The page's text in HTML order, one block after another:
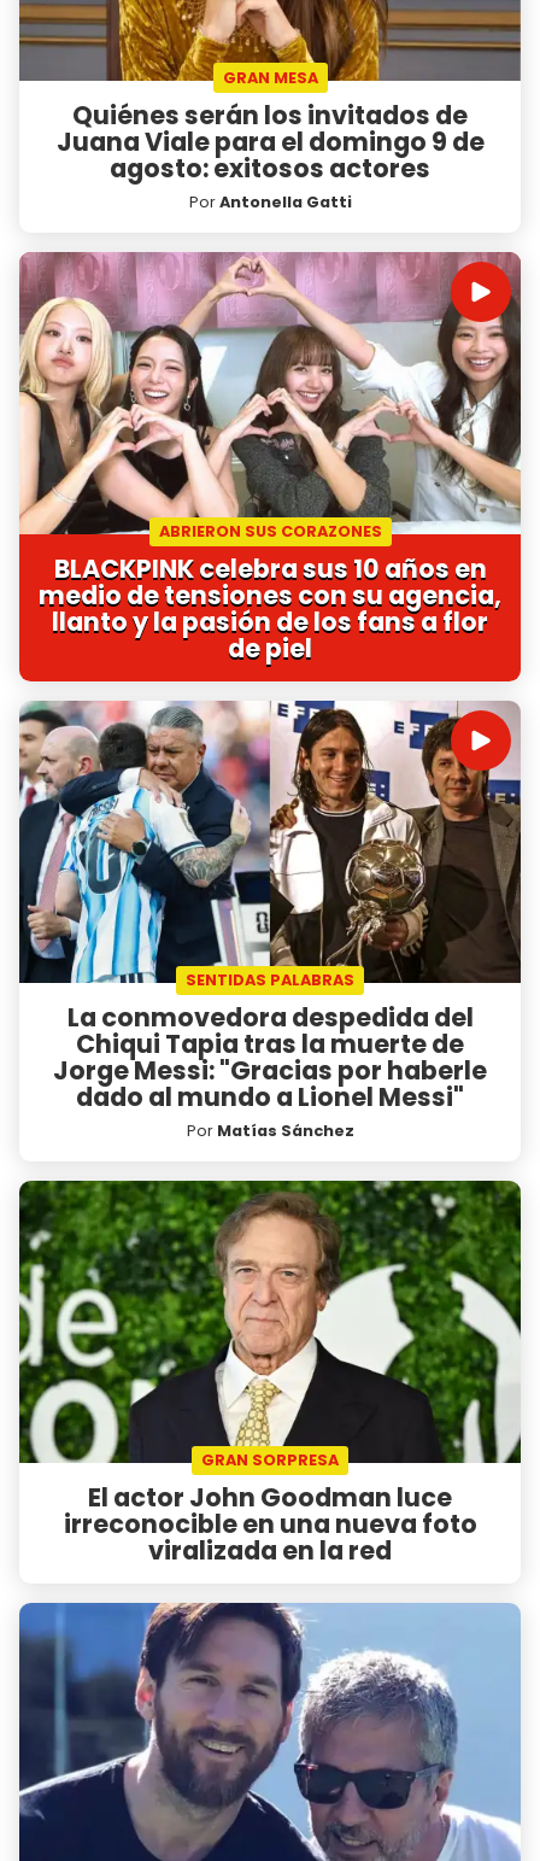
GRAN MESA
Quiénes serán los invitados de
Juana Viale para el domingo 9 de
agosto: exitosos actores
PorAntonella Gatti
ABRIERON SUS CORAZONES
BLACKPINK celebra sus 10 años en
medio de tensiones con su agencia,
llanto y la pasión de los fans a flor
de piel
SENTIDAS PALABRAS
La conmovedora despedida del
Chiqui Tapia tras la muerte de
Jorge Messi: "Gracias por haberle
dado al mundo a Lionel Messi"
Por Matías Sánchez
GRAN SORPRESA
El actor John Goodman luce
irreconocible en una nueva foto
viralizada en la red